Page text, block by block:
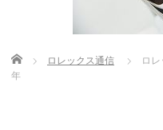
Home ロレックス通信
ロ
年